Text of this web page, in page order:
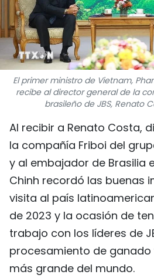
HISTORIAS
¿QUIÉNES
TIẾNG VIỆT
ENGLISH
中文
FRANÇAIS
РУССКИЙ
El primer ministro de Vietnam,
recibe al director general de la
brasileño de JBS, Renato
Al recibir a Renato Costa,
la compañía Friboi del
y al embajador de Brasilia
Chinh recordó las buenas
visita al país
de 2023 y la ocasión de
trabajo con los líderes de
procesamiento de ganado
más grande del mundo.